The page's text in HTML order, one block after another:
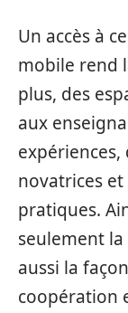
Un accès à
mobile rend
plus, des
aux
novatrices
pratiques.
seulement
aussi la
coopération